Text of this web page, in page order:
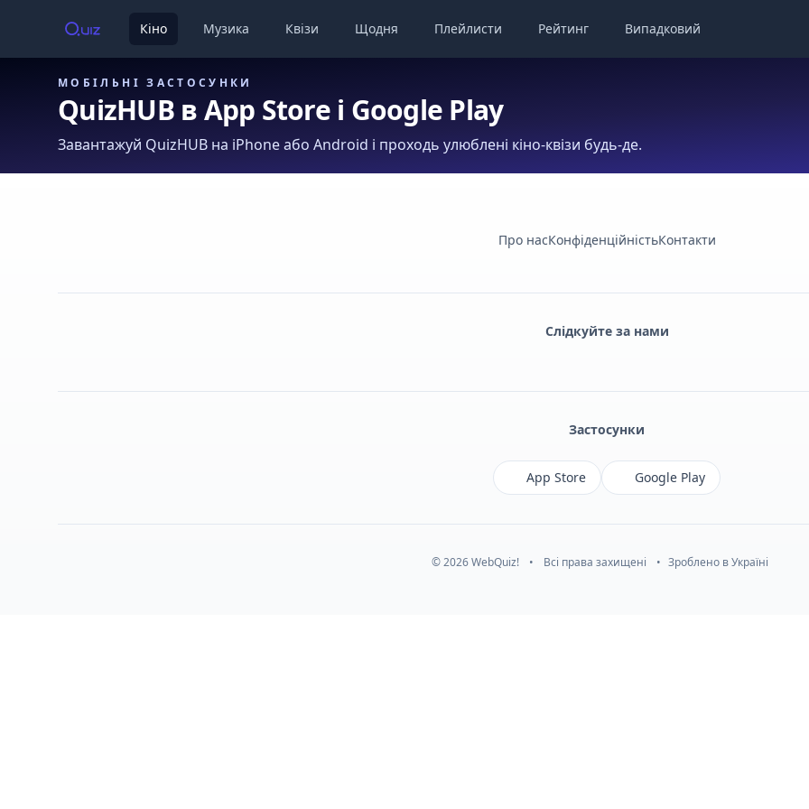
Кіно Музика Квізи Щодня Плейлисти Рейтинг Випадковий
МОБІЛЬНІ ЗАСТОСУНКИ
QuizHUB в App Store і Google Play
Завантажуй QuizHUB на iPhone або Android і проходь улюблені кіно-квізи будь-де.
Про насКонфіденційністьКонтакти
Слідкуйте за нами
Застосунки
App Store Google Play
© 2026 WebQuiz! • Всі права захищені • Зроблено в Україні